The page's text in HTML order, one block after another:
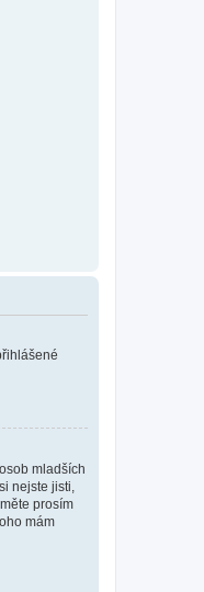
mladších
nejste jisti,
prosím
mám